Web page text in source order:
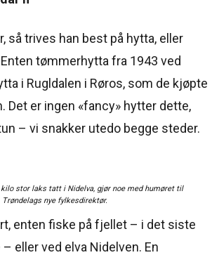
så trives han best på hytta, eller
tømmerhytta fra 1943 ved
i Rugldalen i Røros, som de kjøpte
Det er ingen «fancy» hytter dette,
– vi snakker utedo begge steder.
kilo stor laks tatt i Nidelva, gjør noe med humøret til
Trøndelags nye fylkesdirektør.
enten fiske på fjellet – i det siste
eller ved elva Nidelven. En